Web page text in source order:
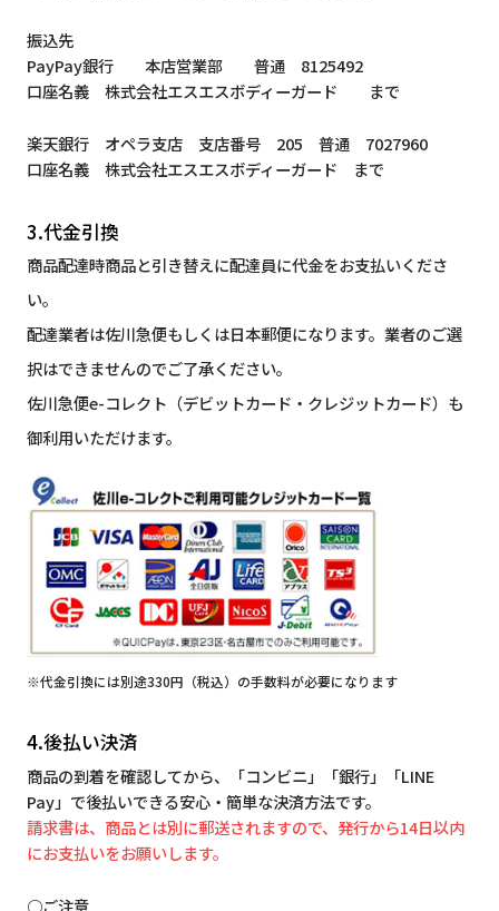
振込先
PayPay銀行 本店営業部 普通 8125492
口座名義 株式会社エスエスボディーガード まで
楽天銀行 オペラ支店 支店番号 205 普通 7027960
口座名義 株式会社エスエスボディーガード まで
3.代金引換
商品配達時商品と引き替えに配達員に代金をお支払いくださ
い。
配達業者は佐川急便もしくは日本郵便になります。業者のご選
択はできませんのでご了承ください。
佐川急便e-コレクト（デビットカード・クレジットカード）も
御利用いただけます。
※代金引換には別途330円（税込）の手数料が必要になります
4.後払い決済
商品の到着を確認してから、「コンビニ」「銀行」「LINE
Pay」で後払いできる安心・簡単な決済方法です。
請求書は、商品とは別に郵送されますので、発行から14日以内
にお支払いをお願いします。
○ご注意